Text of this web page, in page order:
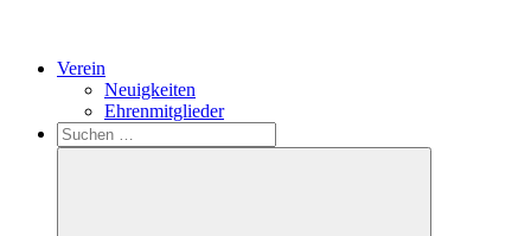
Verein
Neuigkeiten
Ehrenmitglieder
Search
Suchen
nach: